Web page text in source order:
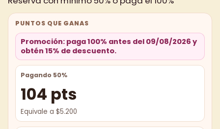
PUNTOS QUE GANAS
Promoción: paga 100% antes del 09/08/2026 y
obtén 15% de descuento.
Pagando 50%
104 pts
Equivale a $5.200